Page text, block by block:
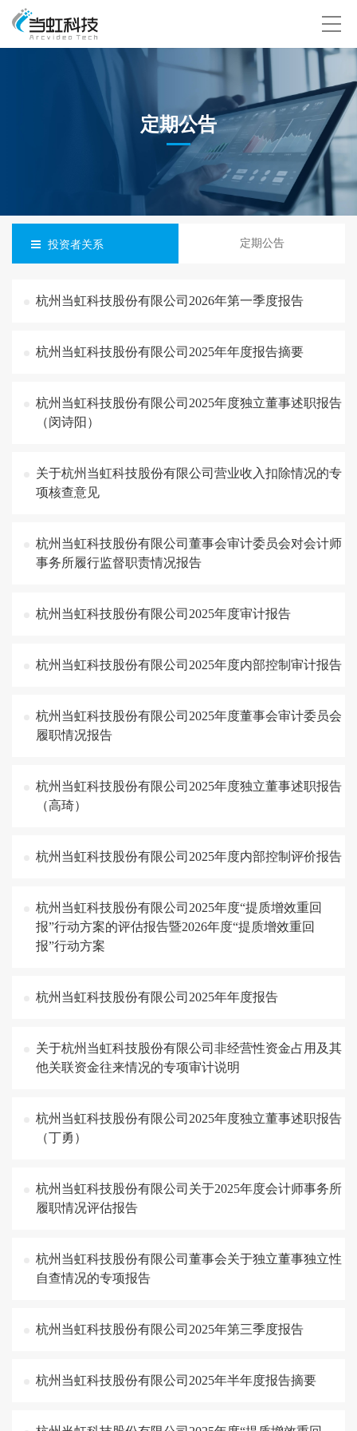
定期公告
投资者关系 定期公告
杭州当虹科技股份有限公司2026年第一季度报告
杭州当虹科技股份有限公司2025年年度报告摘要
杭州当虹科技股份有限公司2025年度独立董事述职报告
（闵诗阳）
关于杭州当虹科技股份有限公司营业收入扣除情况的专
项核查意见
杭州当虹科技股份有限公司董事会审计委员会对会计师
事务所履行监督职责情况报告
杭州当虹科技股份有限公司2025年度审计报告
杭州当虹科技股份有限公司2025年度内部控制审计报告
杭州当虹科技股份有限公司2025年度董事会审计委员会
履职情况报告
杭州当虹科技股份有限公司2025年度独立董事述职报告
（高琦）
杭州当虹科技股份有限公司2025年度内部控制评价报告
杭州当虹科技股份有限公司2025年度“提质增效重回
报”行动方案的评估报告暨2026年度“提质增效重回
报”行动方案
杭州当虹科技股份有限公司2025年年度报告
关于杭州当虹科技股份有限公司非经营性资金占用及其
他关联资金往来情况的专项审计说明
杭州当虹科技股份有限公司2025年度独立董事述职报告
（丁勇）
杭州当虹科技股份有限公司关于2025年度会计师事务所
履职情况评估报告
杭州当虹科技股份有限公司董事会关于独立董事独立性
自查情况的专项报告
杭州当虹科技股份有限公司2025年第三季度报告
杭州当虹科技股份有限公司2025年半年度报告摘要